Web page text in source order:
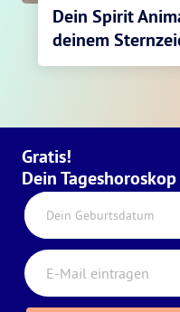
Dein Spirit
deinem
Gratis!
Dein Tageshoroskop
Dein Geburtsdatum